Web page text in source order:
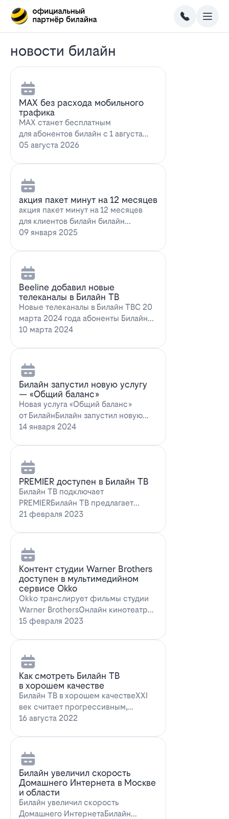
новости билайн
MAX без расхода мобильного
трафика
MAX станет бесплатным
для абонентов билайн с 1 августа
2026 года использование
05 августа 2026
акция пакет минут на 12 месяцев
акция пакет минут на 12 месяцев
для клиентов билайн билайн
запускает новое выгодное
09 января 2025
Beeline добавил новые
телеканалы в Билайн ТВ
Новые телеканалы в Билайн ТВС 20
марта 2024 года абоненты Билайн
ТВ получат возможность
10 марта 2024
Билайн запустил новую услугу
— «Общий баланс»
Новая услуга «Общий баланс»
от БилайнБилайн запустил новую
услугу – "Общий баланс"…
14 января 2024
PREMIER доступен в Билайн ТВ
Билайн ТВ подключает
PREMIERБилайн ТВ предлагает
подписку на PREMIER. Всем
21 февраля 2023
Контент студии Warner Brothers
доступен в мультимедийном
сервисе Okko
Okko транслирует фильмы студии
Warner BrothersОнлайн кинотеатр
Okko пополнил коллекцию лучшими
15 февраля 2023
Как смотреть Билайн ТВ
в хорошем качестве
Билайн ТВ в хорошем качествеXXI
век считает прогрессивным,
большинство технологий доступны
16 августа 2022
Билайн увеличил скорость
Домашнего Интернета в Москве
и области
Билайн увеличил скорость
Домашнего ИнтернетаБилайн